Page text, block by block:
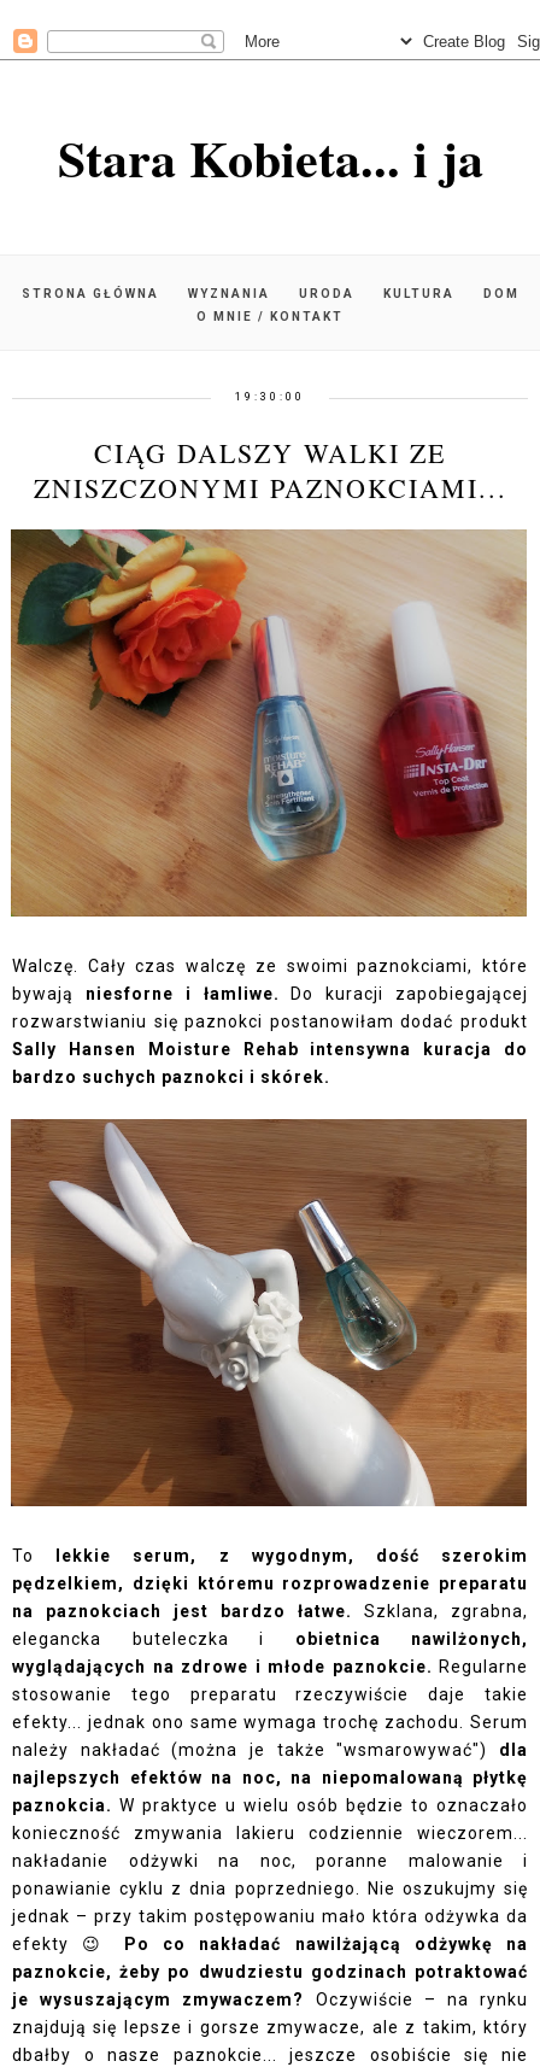
Stara Kobieta... i ja
STRONA GŁÓWNA WYZNANIA URODA KULTURA
DOM
O MNIE / KONTAKT
19:30:00
CIĄG DALSZY WALKI ZE
ZNISZCZONYMI PAZNOKCIAMI...
Walczę. Cały czas walczę ze swoimi paznokciami, które
bywają niesforne i łamliwe. Do kuracji zapobiegającej
rozwarstwianiu się paznokci postanowiłam dodać produkt
Sally Hansen Moisture Rehab intensywna kuracja do
bardzo suchych paznokci i skórek.
To
lekkie serum, z wygodnym, dość szerokim
pędzelkiem, dzięki któremu rozprowadzenie preparatu
na paznokciach jest bardzo łatwe. Szklana, zgrabna,
elegancka buteleczka i obietnica nawilżonych,
wyglądających na zdrowe i młode paznokcie. Regularne
stosowanie tego preparatu rzeczywiście daje takie
efekty... jednak ono same wymaga trochę zachodu. Serum
należy nakładać (można je także "wsmarowywać") dla
najlepszych efektów na noc, na niepomalowaną płytkę
paznokcia. W praktyce u wielu osób będzie to oznaczało
konieczność zmywania lakieru codziennie wieczorem...
nakładanie odżywki na noc, poranne malowanie i
ponawianie cyklu z dnia poprzedniego. Nie oszukujmy się
jednak – przy takim postępowaniu mało która odżywka da
efekty 😉
Po co nakładać nawilżającą odżywkę na
paznokcie, żeby po dwudziestu godzinach potraktować
je wysuszającym zmywaczem?
Oczywiście – na rynku
znajdują się lepsze i gorsze zmywacze, ale z takim, który
dbałby o nasze paznokcie... jeszcze osobiście się nie